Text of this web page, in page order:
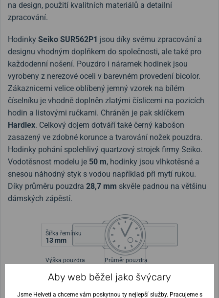
na design, použití kvalitních materiálů a detailní
zpracování.
Hodinky Seiko SUR562P1 jsou díky svému zpracování a
designu vhodným doplňkem do společnosti, ale také pro
každodenní nošení. Pouzdro i náramek hodinek jsou
vyrobeny z nerezové oceli v barevném provedení bicolor.
Zákaznicemi velice oblíbený jemný vzorek na bílém
číselníku je vhodně doplněn zlatými číslicemi na pozicích
hodin a listovými ručkami. Chráněn je pak sklíčkem
Hardlex. Celkový dojem dotváří také černý kabošon
zasazený ve zdobné korunce a tvarování nožek pouzdra.
Hodinky pohání spolehlivý quartzový strojek firmy Seiko.
Vodotěsnost modelu je 50 m, hodinky jsou vlhkotěsné a
snesou náhodný styk s vodou například při mytí rukou.
Díky průměru pouzdra 28,7 mm skvěle padnou na většinu
dámských zápěstí.
Šířka řemínku
13 mm
Výška pouzdra Průměr pouzdra
Aby web běžel jako švýcary
Jsme Helveti a chceme vám poskytnou ty nejlepší služby. Pracujeme s